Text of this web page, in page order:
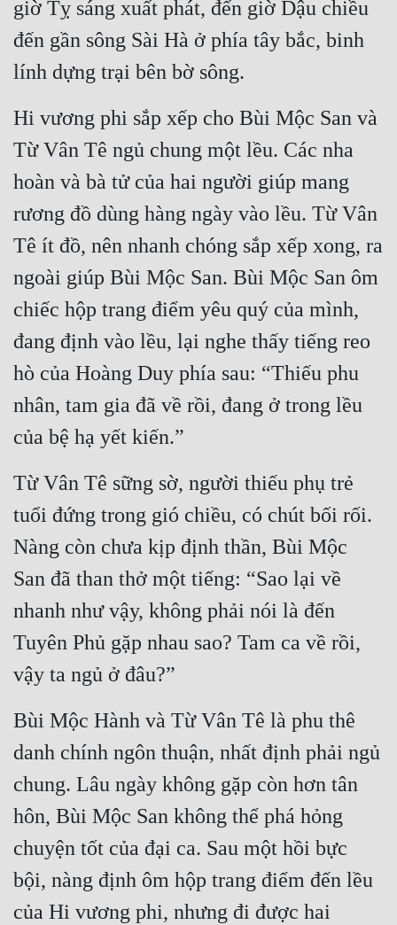
Tu Chân
Vô Địch
Võ Hiệp
Xuyên Nhanh
Xuyên Sách
Xuyên Thư
Điền Văn
Đô Thị
Đông Phương
Đông Phương Huyền Huyễn
Đồng Nhân
Cẩu Đạo Trường Sinh
Ngự Thú
Truyện Nam
Truyện Nữ
Vô Địch Lưu
Xây Dựng Thế Lực
Đam Mỹ
Đẹp Hiệp
Tính Cách Nhân Vật :
giờ Tỵ sáng xuất phát, đến giờ Dậu chiều
đến gần sông Sài Hà ở phía tây bắc, binh
lính dựng trại bên bờ sông.
Hi vương phi sắp xếp cho Bùi Mộc San và
Từ Vân Tê ngủ chung một lều. Các nha
hoàn và bà tử của hai người giúp mang
rương đồ dùng hàng ngày vào lều. Từ Vân
Tê ít đồ, nên nhanh chóng sắp xếp xong, ra
ngoài giúp Bùi Mộc San. Bùi Mộc San ôm
chiếc hộp trang điểm yêu quý của mình,
đang định vào lều, lại nghe thấy tiếng reo
hò của Hoàng Duy phía sau: “Thiếu phu
nhân, tam gia đã về rồi, đang ở trong lều
của bệ hạ yết kiến.”
Từ Vân Tê sững sờ, người thiếu phụ trẻ
tuổi đứng trong gió chiều, có chút bối rối.
Nàng còn chưa kịp định thần, Bùi Mộc
San đã than thở một tiếng: “Sao lại về
nhanh như vậy, không phải nói là đến
Tuyên Phủ gặp nhau sao? Tam ca về rồi,
vậy ta ngủ ở đâu?”
Bùi Mộc Hành và Từ Vân Tê là phu thê
danh chính ngôn thuận, nhất định phải ngủ
chung. Lâu ngày không gặp còn hơn tân
hôn, Bùi Mộc San không thể phá hỏng
chuyện tốt của đại ca. Sau một hồi bực
bội, nàng định ôm hộp trang điểm đến lều
của Hi vương phi, nhưng đi được hai